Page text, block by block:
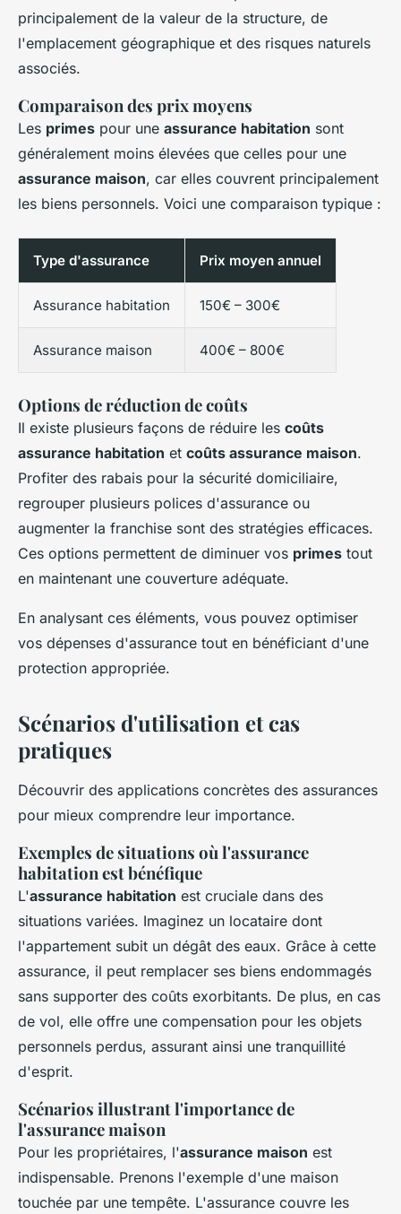
principalement de la valeur de la structure, de
l'emplacement géographique et des risques naturels
associés.
Comparaison des prix moyens
Les primes pour une assurance habitation sont
généralement moins élevées que celles pour une
assurance maison, car elles couvrent principalement
les biens personnels. Voici une comparaison typique :
Type d'assurance Prix moyen annuel
Assurance habitation 150€ – 300€
Assurance maison 400€ – 800€
Options de réduction de coûts
Il existe plusieurs façons de réduire les coûts
assurance habitation et coûts assurance maison.
Profiter des rabais pour la sécurité domiciliaire,
regrouper plusieurs polices d'assurance ou
augmenter la franchise sont des stratégies efficaces.
Ces options permettent de diminuer vos primes tout
en maintenant une couverture adéquate.
En analysant ces éléments, vous pouvez optimiser
vos dépenses d'assurance tout en bénéficiant d'une
protection appropriée.
Scénarios d'utilisation et cas
pratiques
Découvrir des applications concrètes des assurances
pour mieux comprendre leur importance.
Exemples de situations où l'assurance
habitation est bénéfique
L'assurance habitation est cruciale dans des
situations variées. Imaginez un locataire dont
l'appartement subit un dégât des eaux. Grâce à cette
assurance, il peut remplacer ses biens endommagés
sans supporter des coûts exorbitants. De plus, en cas
de vol, elle offre une compensation pour les objets
personnels perdus, assurant ainsi une tranquillité
d'esprit.
Scénarios illustrant l'importance de
l'assurance maison
Pour les propriétaires, l'assurance maison est
indispensable. Prenons l'exemple d'une maison
touchée par une tempête. L'assurance couvre les